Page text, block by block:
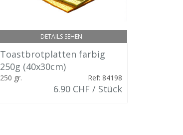
DETAILS SEHEN
Toastbrotplatten farbig
250g (40x30cm)
250 gr. Ref: 84198
6.90 CHF / Stück